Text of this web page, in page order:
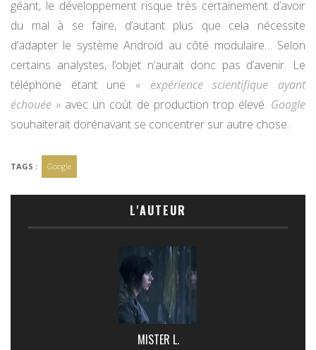
géant, le développement risque très certainement d’avoir
du mal à se faire, d’autant plus que cela nécessite
d’adapter le système Android au côté modulaire… Selon
certains analystes, l’objet n’aurait donc pas d’avenir. Le
téléphone étant une « expérience scientifique ayant
échouée » avec un coût de production trop élevé. Google
souhaiterait dorénavant se concentrer sur autre chose.
TAGS : Google
L'AUTEUR
MISTER L.